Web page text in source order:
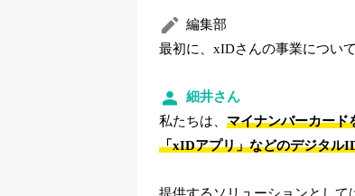
編集部
最初に、xIDさんの事業につい
細井さん
私たちは、 マイナンバーカード
「xIDアプリ」などのデジタル